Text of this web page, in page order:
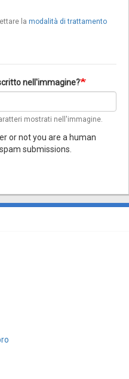
la modalità di trattamento
nell'immagine?
mostrati nell'immagine.
or not you are a human
submissions.